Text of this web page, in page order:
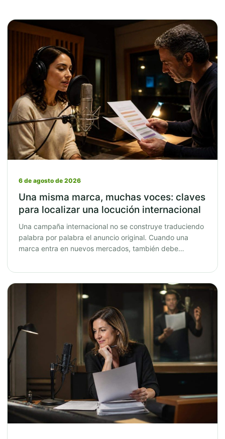
6 de agosto de 2026
Una misma marca, muchas voces: claves
para localizar una locución internacional
Una campaña internacional no se construye traduciendo
palabra por palabra el anuncio original. Cuando una
marca entra en nuevos mercados, también debe…